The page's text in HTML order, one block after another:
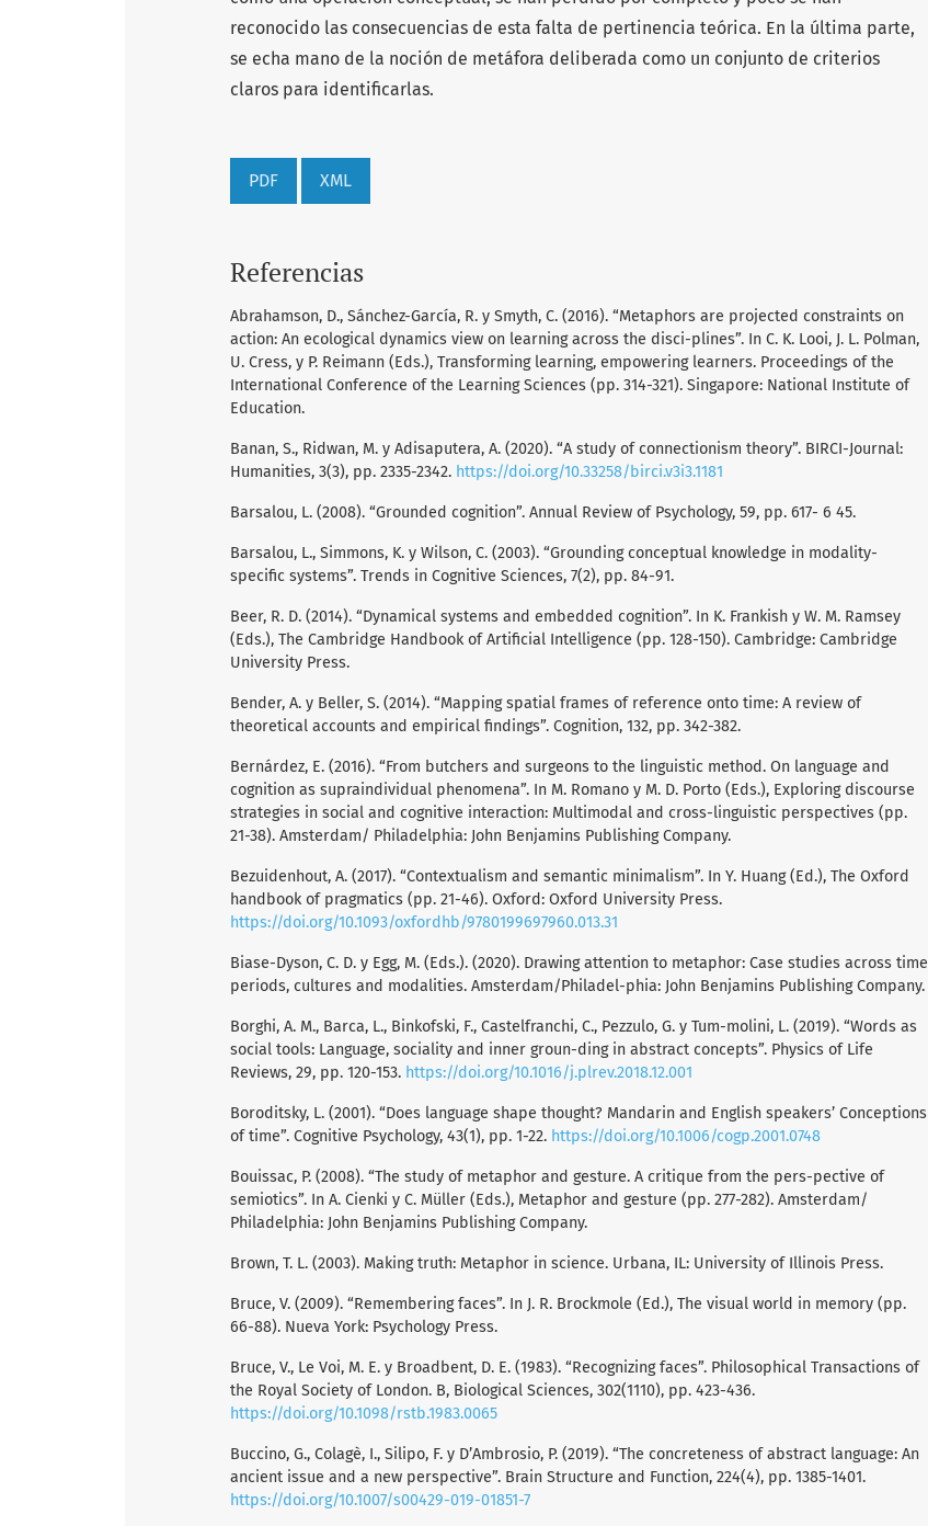
reconocido las consecuencias de esta falta de pertinencia teórica. En la última parte,
se echa mano de la noción de metáfora deliberada como un conjunto de criterios
claros para identificarlas.
PDF XML
Referencias
Abrahamson, D., Sánchez-García, R. y Smyth, C. (2016). “Metaphors are projected constraints on
action: An ecological dynamics view on learning across the disci-plines”. In C. K. Looi, J. L. Polman,
U. Cress, y P. Reimann (Eds.), Transforming learning, empowering learners. Proceedings of the
International Conference of the Learning Sciences (pp. 314-321). Singapore: National Institute of
Education.
Banan, S., Ridwan, M. y Adisaputera, A. (2020). “A study of connectionism theory”. BIRCI-Journal:
Humanities, 3(3), pp. 2335-2342. https://doi.org/10.33258/birci.v3i3.1181
Barsalou, L. (2008). “Grounded cognition”. Annual Review of Psychology, 59, pp. 617- 6 45.
Barsalou, L., Simmons, K. y Wilson, C. (2003). “Grounding conceptual knowledge in modality-
specific systems”. Trends in Cognitive Sciences, 7(2), pp. 84-91.
Beer, R. D. (2014). “Dynamical systems and embedded cognition”. In K. Frankish y W. M. Ramsey
(Eds.), The Cambridge Handbook of Artificial Intelligence (pp. 128-150). Cambridge: Cambridge
University Press.
Bender, A. y Beller, S. (2014). “Mapping spatial frames of reference onto time: A review of
theoretical accounts and empirical findings”. Cognition, 132, pp. 342-382.
Bernárdez, E. (2016). “From butchers and surgeons to the linguistic method. On language and
cognition as supraindividual phenomena”. In M. Romano y M. D. Porto (Eds.), Exploring discourse
strategies in social and cognitive interaction: Multimodal and cross-linguistic perspectives (pp.
21-38). Amsterdam/ Philadelphia: John Benjamins Publishing Company.
Bezuidenhout, A. (2017). “Contextualism and semantic minimalism”. In Y. Huang (Ed.), The Oxford
handbook of pragmatics (pp. 21-46). Oxford: Oxford University Press.
https://doi.org/10.1093/oxfordhb/9780199697960.013.31
Biase-Dyson, C. D. y Egg, M. (Eds.). (2020). Drawing attention to metaphor: Case studies across time
periods, cultures and modalities. Amsterdam/Philadel-phia: John Benjamins Publishing Company.
Borghi, A. M., Barca, L., Binkofski, F., Castelfranchi, C., Pezzulo, G. y Tum-molini, L. (2019). “Words as
social tools: Language, sociality and inner groun-ding in abstract concepts”. Physics of Life
Reviews, 29, pp. 120-153. https://doi.org/10.1016/j.plrev.2018.12.001
Boroditsky, L. (2001). “Does language shape thought? Mandarin and English speakers’ Conceptions
of time”. Cognitive Psychology, 43(1), pp. 1-22. https://doi.org/10.1006/cogp.2001.0748
Bouissac, P. (2008). “The study of metaphor and gesture. A critique from the pers-pective of
semiotics”. In A. Cienki y C. Müller (Eds.), Metaphor and gesture (pp. 277-282). Amsterdam/
Philadelphia: John Benjamins Publishing Company.
Brown, T. L. (2003). Making truth: Metaphor in science. Urbana, IL: University of Illinois Press.
Bruce, V. (2009). “Remembering faces”. In J. R. Brockmole (Ed.), The visual world in memory (pp.
66-88). Nueva York: Psychology Press.
Bruce, V., Le Voi, M. E. y Broadbent, D. E. (1983). “Recognizing faces”. Philosophical Transactions of
the Royal Society of London. B, Biological Sciences, 302(1110), pp. 423-436.
https://doi.org/10.1098/rstb.1983.0065
Buccino, G., Colagè, I., Silipo, F. y D’Ambrosio, P. (2019). “The concreteness of abstract language: An
ancient issue and a new perspective”. Brain Structure and Function, 224(4), pp. 1385-1401.
https://doi.org/10.1007/s00429-019-01851-7